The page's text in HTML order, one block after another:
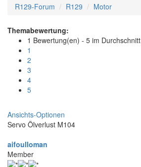
R129-Forum R129 Motor
Themabewertung:
1 Bewertung(en) - 5 im Durchschnitt
1
2
3
4
5
Ansichts-Optionen
Servo Ölverlust M104
aifoulloman
Member